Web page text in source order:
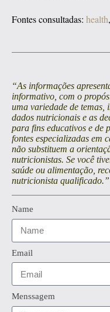
Fontes consultadas: health,
“As informações
informativo, com o
uma variedade de temas,
dados nutricionais e as
para fins educativos e de
fontes especializadas em
não substituem a
nutricionistas. Se você
saúde ou alimentação,
nutricionista qualificado.”
Name
Email
Menssagem